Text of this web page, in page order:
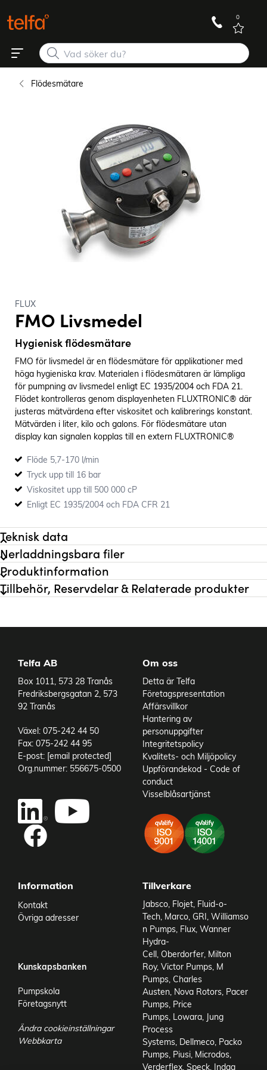
0
Flödesmätare
FLUX
FMO Livsmedel
Hygienisk flödesmätare
FMO för livsmedel är en flödesmätare för applikationer med
höga hygieniska krav. Materialen i flödesmätaren är lämpliga
för pumpning av livsmedel enligt EC 1935/2004 och FDA 21.
Flödet kontrolleras genom displayenheten FLUXTRONIC® där
justeras mätvärdena efter viskositet och kalibrerings konstant.
Mätvärden i liter, kilo och galons. För flödesmätare utan
display kan signalen kopplas till en extern FLUXTRONIC®
precision +/- 0,5%
Flöde 5,7-170 l/min
Tryck upp till 16 bar
Viskositet upp till 500 000 cP
Enligt EC 1935/2004 och FDA CFR 21
Teknisk data
Noggrannhet
0,5 %
Viskositet max
1000 cP
Anslutning
Clamp 1 1/2"
Material Hus
SS 316 Ti
Material O-ring
EPDM
Tryck max
16 bar
Nerladdningsbara filer
Produktinformation
Tillbehör, Reservdelar & Relaterade produkter
Add as new cart row
Telfa AB
Box 1011, 573 28 Tranås
Fredriksbergsgatan 2, 573
92 Tranås
Växel: 075-242 44 50
Fax: 075-242 44 95
E-post: [email protected]
Org.nummer: 556675-0500
Om oss
Detta är Telfa
Företagspresentation
Affärsvillkor
Hantering av
personuppgifter
Integritetspolicy
Kvalitets- och Miljöpolicy
Uppförandekod - Code of
conduct
Visselblåsartjänst
Information
Kontakt
Övriga adresser
Kunskapsbanken
Pumpskola
Företagsnytt
Ändra cookieinställningar
Webbkarta
Tillverkare
Jabsco, Flojet, Fluid-o-
Tech, Marco, GRI, Williamso
n Pumps, Flux, Wanner
Hydra-
Cell, Oberdorfer, Milton
Roy, Victor Pumps, M
Pumps, Charles
Austen, Nova Rotors, Pacer
Pumps, Price
Pumps, Lowara, Jung
Process
Systems, Dellmeco, Packo
Pumps, Piusi, Microdos,
Verderflex, Speck, Indag